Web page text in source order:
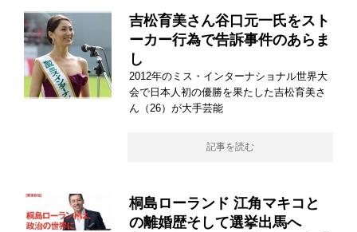
吉松育美さん谷口元一氏をスト
ーカー行為で告訴事件のあらま
し
2012年のミス・インターナショナル世界大
会で日本人初の優勝を果たした吉松育美さ
ん（26）が大手芸能
記事を読む
桐島ローランド 江角マキコと
の離婚歴そして選挙出馬へ